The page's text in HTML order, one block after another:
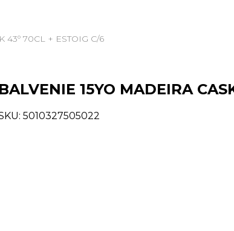
43º 70CL + ESTOIG C/6
BALVENIE 15YO MADEIRA
5010327505022